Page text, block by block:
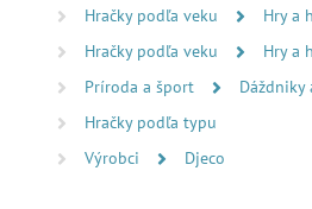
Hračky podľa veku
Hry a
Hračky podľa veku
Hry a
Príroda a šport
Dáždniky
Hračky podľa typu
Výrobci
Djeco